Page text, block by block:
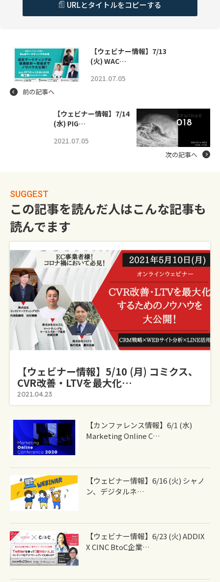
URLとタイトルをコピーする
【ウェビナー情報】7/13
(火) WAC…
2021.07.05
前の記事へ
【ウェビナー情報】7/14
(水) PIG…
2021.07.05
次の記事へ
SUGGEST
この記事を読んだ人はこんな記事も
読んでます
【ウェビナー情報】5/10 (月) コミクス、
CVR改善・LTVを最大化…
2021.04.23
【カンファレンス情報】6/1 (水)
Marketing Online C…
【ウェビナー情報】6/16 (火) シャノ
ン、デジタルネ…
【ウェビナー情報】6/23 (火) ADDIX
X CINC BtoC企業…